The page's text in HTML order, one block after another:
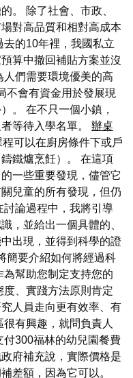
。 除了社會、市政、
對高品質和相對高成本
的10年裡，我國私立
算中撤回補貼方案並沒
們需要環境優美的高
不會有資金用於發展現
。 在不只一個小鎮，
等待入學名單。 辦桌
程可以在廚房條件下或戶
鐵爐烹飪）。 在這項
一些重要發現，儘管它
兒童的所有發現，但仍
論過程中，我將引導
，並給出一個具體的、
出現，並得到科學的證
簡要介紹如何將經過科
幫助您制定支持您的
、實踐方法原則肯定
人員走向更有效率、有
有興趣，就問負責人
300福林的幼兒園餐費
府補充說，實際價格是
差額，因為它可以。